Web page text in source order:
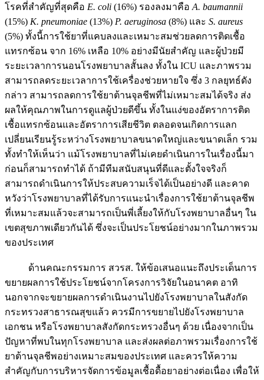
โรคที่สำคัญที่สุดคือ E. coli (16%) รองลงมาคือ A. baumannii
(15%) K. pneumoniae (13%) P. aeruginosa (8%) และ S. aureus
(5%) ทั้งนี้การใช้ยาที่แคบลงและเหมาะสมช่วยลดการติดเชื้อ
แทรกซ้อน จาก 16% เหลือ 10% อย่างมีนัยสำคัญ และผู้ป่วยมี
ระยะเวลาการนอนโรงพยาบาลสั้นลง ทั้งใน ICU และภาพรวม
สามารถลดระยะเวลาการใช้เครื่องช่วยหายใจ ซึ่ง 3 กลยุทธ์ดัง
กล่าว สามารถลดการใช้ยาต้านจุลชีพที่ไม่เหมาะสมได้จริง ส่ง
ผลให้คุณภาพในการดูแลผู้ป่วยดีขึ้น ทั้งในแง่ของอัตราการติด
เชื้อแทรกซ้อนและอัตราการเสียชีวิต ตลอดจนเกิดการแลก
เปลี่ยนเรียนรู้ระหว่างโรงพยาบาลขนาดใหญ่และขนาดเล็ก รวม
ทั้งทำให้เห็นว่า แม้โรงพยาบาลที่ไม่เคยดำเนินการในเรื่องนี้มา
ก่อนก็สามารถทำได้ ถ้ามีทีมสนับสนุนที่ดีและตั้งใจจริงก็
สามารถดำเนินการให้ประสบความเร็จได้เป็นอย่างดี และคาด
หวังว่าโรงพยาบาลที่ได้รับการแนะนำเรื่องการใช้ยาต้านจุลชีพ
ที่เหมาะสมแล้วจะสามารถเป็นพี่เลี้ยงให้กับโรงพยาบาลอื่นๆ ใน
เขตสุขภาพเดียวกันได้ ซึ่งจะเป็นประโยชน์อย่างมากในภาพรวม
ของประเทศ
ด้านคณะกรรมการ สวรส. ให้ข้อเสนอแนะถึงประเด็นการ
ขยายผลการใช้ประโยชน์จากโครงการวิจัยในอนาคต อาทิ
นอกจากจะขยายผลการดำเนินงานไปยังโรงพยาบาลในสังกัด
กระทรวงสาธารณสุขแล้ว ควรมีการขยายไปยังโรงพยาบาล
เอกชน หรือโรงพยาบาลสังกัดกระทรวงอื่นๆ ด้วย เนื่องจากเป็น
ปัญหาที่พบในทุกโรงพยาบาล และส่งผลต่อภาพรวมเรื่องการใช้
ยาต้านจุลชีพอย่างเหมาะสมของประเทศ และควรให้ความ
สำคัญกับการบริหารจัดการข้อมูลเชื้อดื้อยาอย่างต่อเนื่อง เพื่อให้